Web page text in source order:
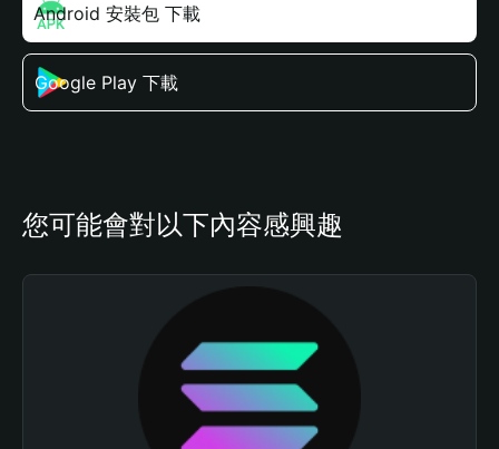
Android 安裝包 下載
Google Play 下載
您可能會對以下內容感興趣